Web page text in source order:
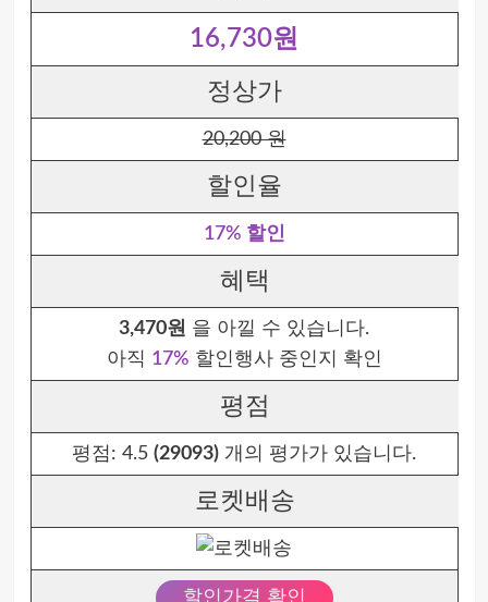
16,730원
정상가
20,200 원
할인율
17% 할인
혜택
3,470원 을 아낄 수 있습니다.
아직 17% 할인행사 중인지 확인
평점
평점: 4.5 (29093) 개의 평가가 있습니다.
로켓배송
할인가격 확인